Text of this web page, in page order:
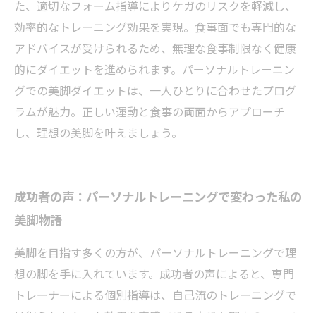
た、適切なフォーム指導によりケガのリスクを軽減し、
効率的なトレーニング効果を実現。食事面でも専門的な
アドバイスが受けられるため、無理な食事制限なく健康
的にダイエットを進められます。パーソナルトレーニン
グでの美脚ダイエットは、一人ひとりに合わせたプログ
ラムが魅力。正しい運動と食事の両面からアプローチ
し、理想の美脚を叶えましょう。
成功者の声：パーソナルトレーニングで変わった私の
美脚物語
美脚を目指す多くの方が、パーソナルトレーニングで理
想の脚を手に入れています。成功者の声によると、専門
トレーナーによる個別指導は、自己流のトレーニングで